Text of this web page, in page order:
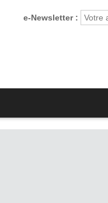
e-Newsletter :